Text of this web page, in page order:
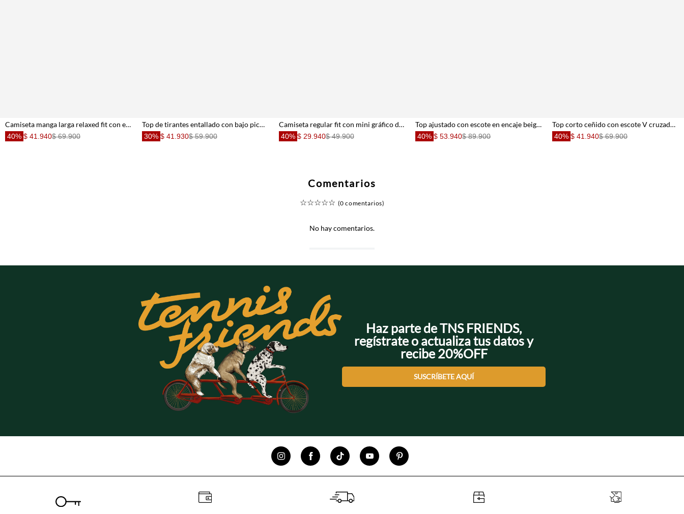
Camiseta manga larga relaxed fit con escote en V en algodón blanco para mujer
40% $ 41.940$ 69.900
Top de tirantes entallado con bajo pico asimétrico en algodón marrón para mujer
30% $ 41.930$ 59.900
Camiseta regular fit con mini gráfico delantero en algodón blanco para mujer
40% $ 29.940$ 49.900
Top ajustado con escote en encaje beige para mujer
40% $ 53.940$ 89.900
Top corto ceñido con escote V cruzado en algodón crudo para mujer
40% $ 41.940$ 69.900
Comentarios
☆☆☆☆☆ (0 comentarios)
No hay comentarios.
Haz parte de TNS FRIENDS,
regístrate o actualiza tus datos y
recibe 20%OFF
SUSCRÍBETE AQUÍ